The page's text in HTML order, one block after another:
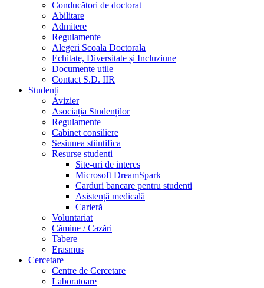
Conducători de doctorat
Abilitare
Admitere
Regulamente
Alegeri Scoala Doctorala
Echitate, Diversitate și Incluziune
Documente utile
Contact S.D. IIR
Studenți
Avizier
Asociația Studenților
Regulamente
Cabinet consiliere
Sesiunea stiintifica
Resurse studenti
Site-uri de interes
Microsoft DreamSpark
Carduri bancare pentru studenti
Asistență medicală
Carieră
Voluntariat
Cămine / Cazări
Tabere
Erasmus
Cercetare
Centre de Cercetare
Laboratoare